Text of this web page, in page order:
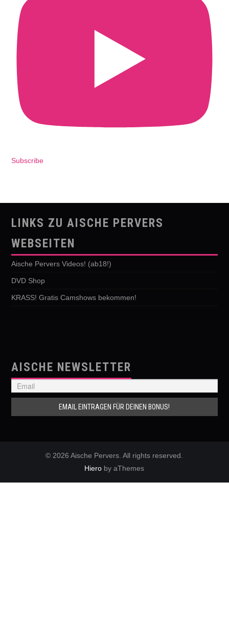
Subscribe
LINKS ZU AISCHE PERVERS
WEBSEITEN
Aische Pervers Videos! (ab18!)
DVD Shop
KRASS! Gratis Camshows bekommen!
AISCHE NEWSLETTER
© 2026 Aische Pervers. All rights reserved.
Hiero by aThemes